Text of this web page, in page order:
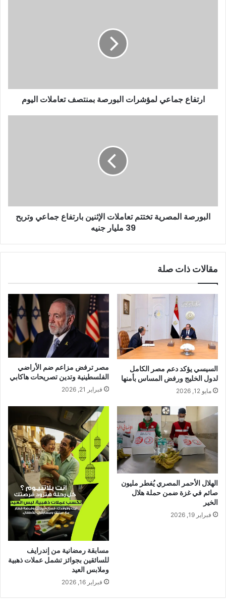
ارتفاع جماعي لمؤشرات البورصة بمنتصف تعاملات اليوم
البورصة المصرية تختتم تعاملات الإثنين بارتفاع جماعي وتربح
39 مليار جنيه
مقالات ذات صلة
السيسي يؤكد دعم مصر الكامل
لدول الخليج ورفض المساس بأمنها
مايو 12, 2026
مصر ترفض مزاعم ضم الأراضي
الفلسطينية وتدين تصريحات هاكابي
فبراير 21, 2026
الهلال الأحمر المصري يُفطر مليون
صائم في غزة ضمن حملة هلال
الخير
فبراير 19, 2026
مسابقة رمضانية من إندرايف
للسائقين بجوائز تشمل عملات ذهبية
وملابس العيد
فبراير 16, 2026